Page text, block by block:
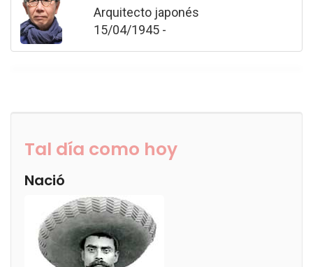
Arquitecto japonés
15/04/1945 -
Tal día como hoy
Nació